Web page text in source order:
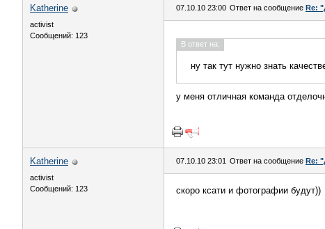
Katherine
activist
Сообщений: 123
07.10.10 23:00 Ответ на сообщение Re:
В ответ на:
ну так тут нужно знать
у меня отличная команда
Katherine
activist
Сообщений: 123
07.10.10 23:01 Ответ на сообщение Re:
скоро ксати и фотографии будут))